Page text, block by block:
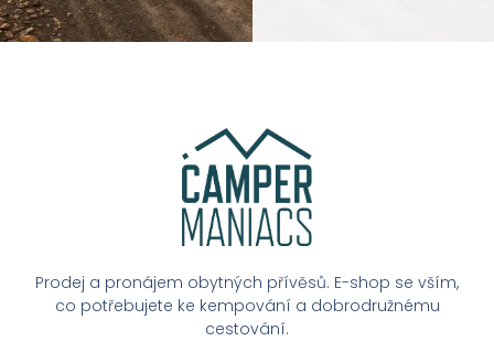
Prodej a pronájem obytných přívěsů. E-shop se vším,
co potřebujete ke kempování a dobrodružnému
cestování.